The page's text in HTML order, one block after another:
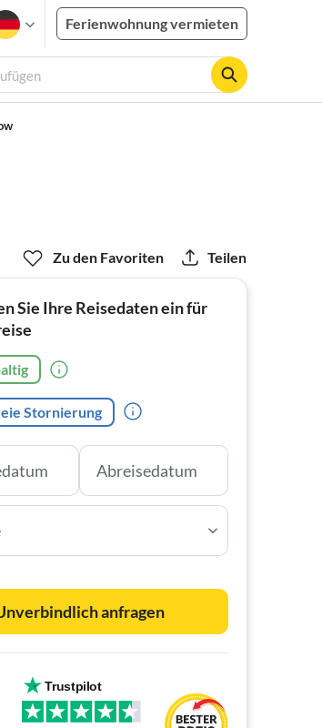
Ferienwohnung vermieten
Zu den Favoriten Teilen
Sie Ihre Reisedaten ein für
Stornierung
anfragen